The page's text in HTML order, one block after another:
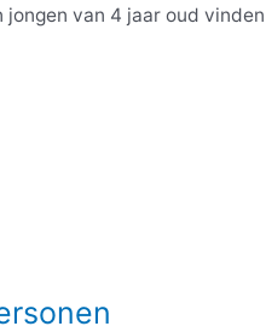
jongen van 4 jaar oud vinden